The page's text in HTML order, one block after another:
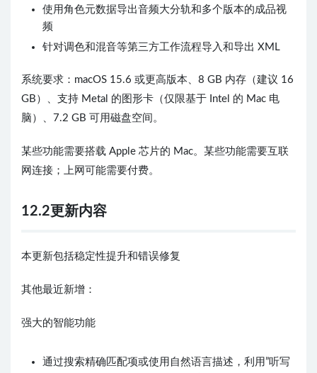
使用角色元数据导出音频大分轨和多个版本的成品视
频
针对调色和混音等第三方工作流程导入和导出 XML
系统要求：macOS 15.6 或更高版本、8 GB 内存（建议 16
GB）、支持 Metal 的图形卡（仅限基于 Intel 的 Mac 电
脑）、7.2 GB 可用磁盘空间。
某些功能需要搭载 Apple 芯片的 Mac。某些功能需要互联
网连接；上网可能需要付费。
12.2更新内容
本更新包括稳定性提升和错误修复
其他最近新增：
强大的智能功能
通过搜索精确匹配项或使用自然语言描述，利用”听写